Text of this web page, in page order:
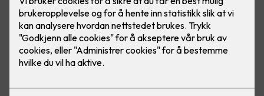
Spotskinne - Tube Micro Track,
Sort
Ferdig montert spotskinne fra SG. Sort